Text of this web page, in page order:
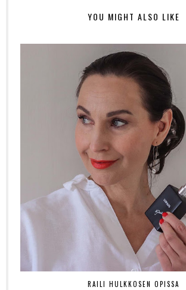
YOU MIGHT ALSO LIKE
RAILI HULKKOSEN OPISSA